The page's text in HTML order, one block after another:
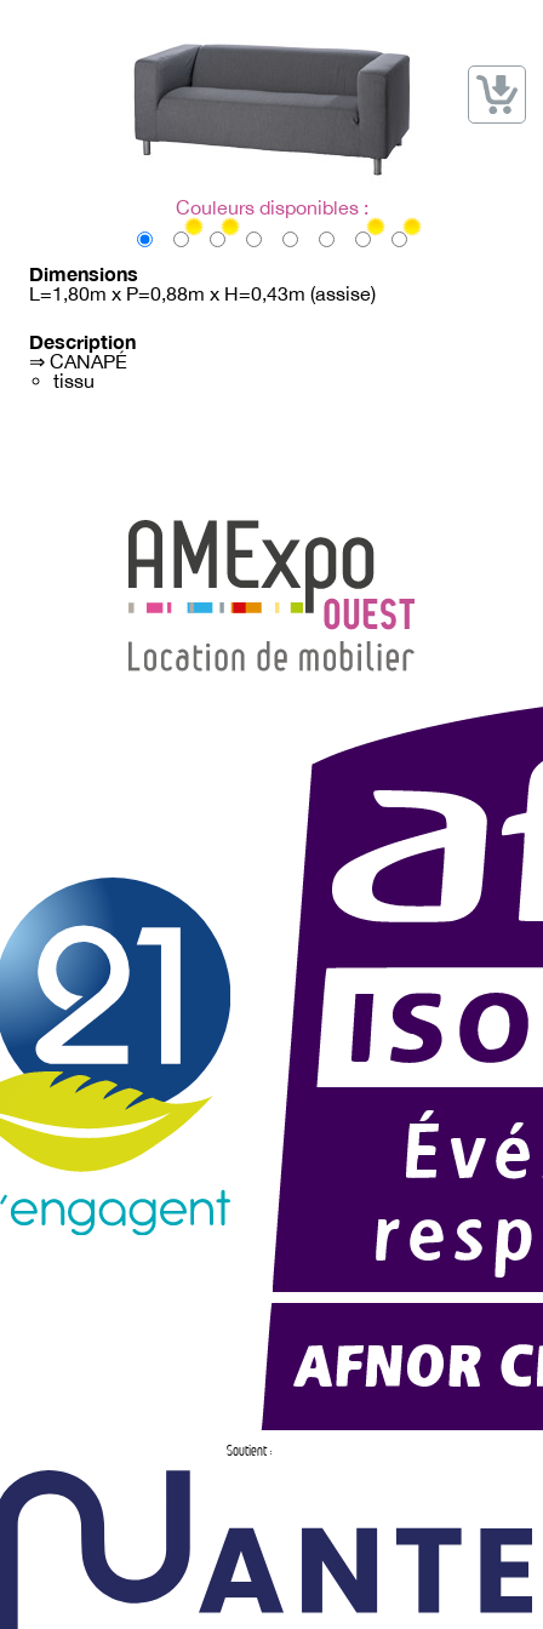
→ Noms / Références
→ Ensembles
Modélisation 2D/3D
Couleurs disponibles :
Dimensions
L=1,80m x P=0,88m x H=0,43m (assise)
Description
⇒ CANAPÉ
tissu
Soutient :